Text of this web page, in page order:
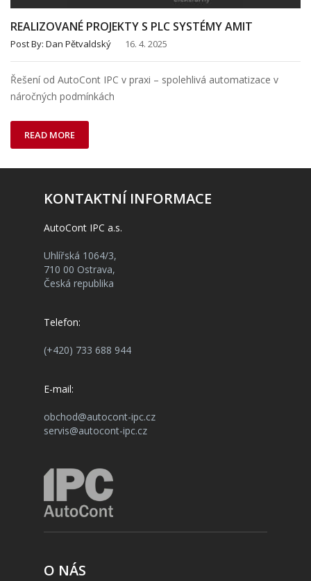
REALIZOVANÉ PROJEKTY S PLC SYSTÉMY AMIT
Post By: Dan Pětvaldský 16. 4. 2025
Řešení od AutoCont IPC v praxi – spolehlivá automatizace v
náročných podmínkách
READ MORE
KONTAKTNÍ INFORMACE
AutoCont IPC a.s.
Uhlířská 1064/3,
710 00 Ostrava,
Česká republika
Telefon:
(+420) 733 688 944
E-mail:
obchod@autocont-ipc.cz
servis@autocont-ipc.cz
O NÁS